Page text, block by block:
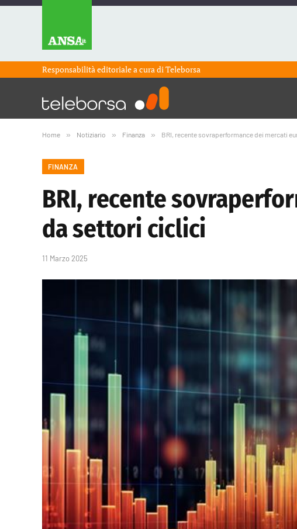
Responsabilità editoriale a cura diTeleborsa
Home » Notiziario » Finanza » BRI, recente sovraperformance dei mercati
FINANZA
BRI, recente
da settori ciclici
11 Marzo 2025